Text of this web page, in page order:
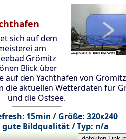
sich auf dem
am
Grömitz
Blick über
auf den Yachthafen von
die aktuellen Wetterdaten für
und die Ostsee.
15min / Größe: 320x240
Bildqualität / Typ: n/a